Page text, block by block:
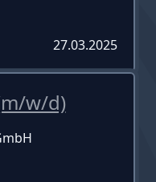
27.03.2025
w/d)